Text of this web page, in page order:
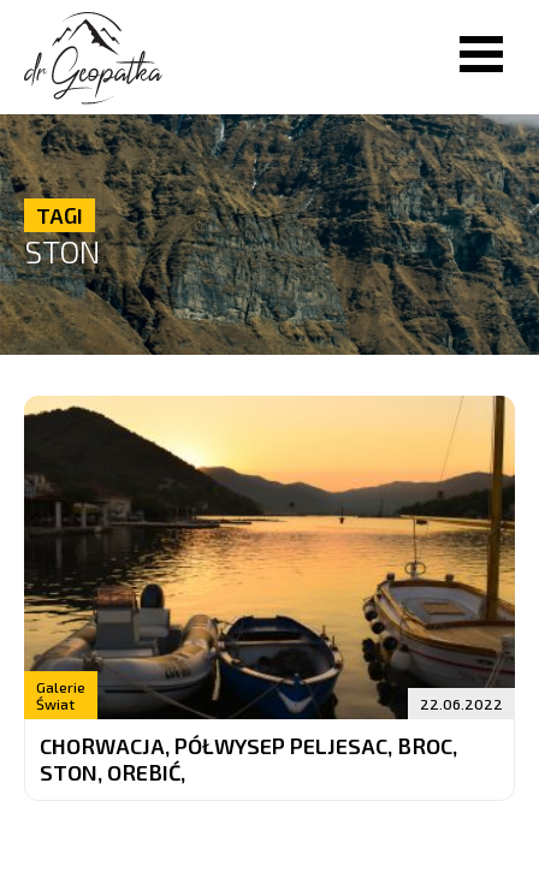
TAGI
STON
Galerie
Świat
22.06.2022
CHORWACJA, PÓŁWYSEP PELJESAC, BROC,
STON, OREBIĆ,